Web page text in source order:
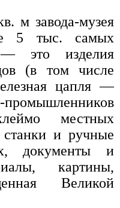
м завода-музея
5 тыс. самых
— это изделия
(в том числе
цапля —
местных
станки и ручные
документы и
картины,
Великой